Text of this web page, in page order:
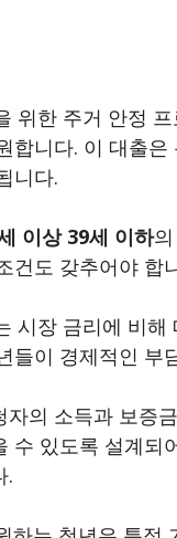
위한 주거 안정
합니다. 이 대출은
니다.
이상 39세 이하
건도 갖추어야 합
시장 금리에 비해
들이 경제적인 부
의 소득과 보증
수 있도록 설계되
.